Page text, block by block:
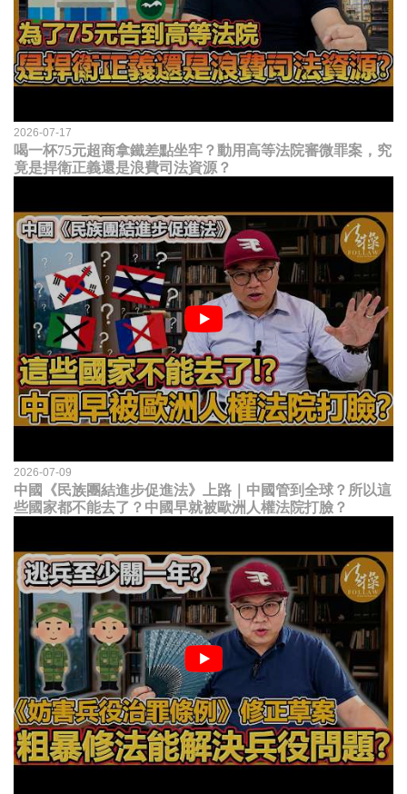
2026-07-17
喝一杯75元超商拿鐵差點坐牢？動用高等法院審微罪案，究
竟是捍衛正義還是浪費司法資源？
2026-07-09
中國《民族團結進步促進法》上路｜中國管到全球？所以這
些國家都不能去了？中國早就被歐洲人權法院打臉？